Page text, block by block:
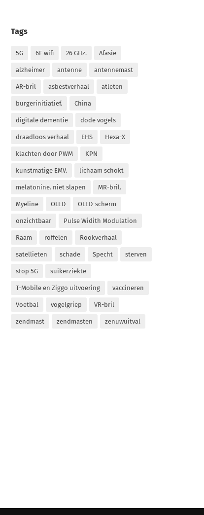
Tags
5G 6E wifi 26 GHz. Afasie
alzheimer antenne antennemast
AR-bril asbestverhaal atleten
burgerinitiatief. China
digitale dementie dode vogels
draadloos verhaal EHS Hexa-X
klachten door PWM KPN
kunstmatige EMV. lichaam schokt
melatonine. niet slapen MR-bril.
Myeline OLED OLED-scherm
onzichtbaar Pulse Widith Modulation
Raam roffelen Rookverhaal
satellieten schade Specht sterven
stop 5G suikerziekte
T-Mobile en Ziggo uitvoering vaccineren
Voetbal vogelgriep VR-bril
zendmast zendmasten zenuwuitval